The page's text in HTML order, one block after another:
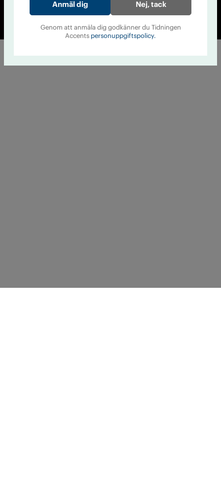
© Tidningen Accent 2026
Cookiepolicy
Personuppgiftspolicy
Nej, tack
Genom att anmäla dig godkänner du Tidningen
Accents personuppgiftspolicy.